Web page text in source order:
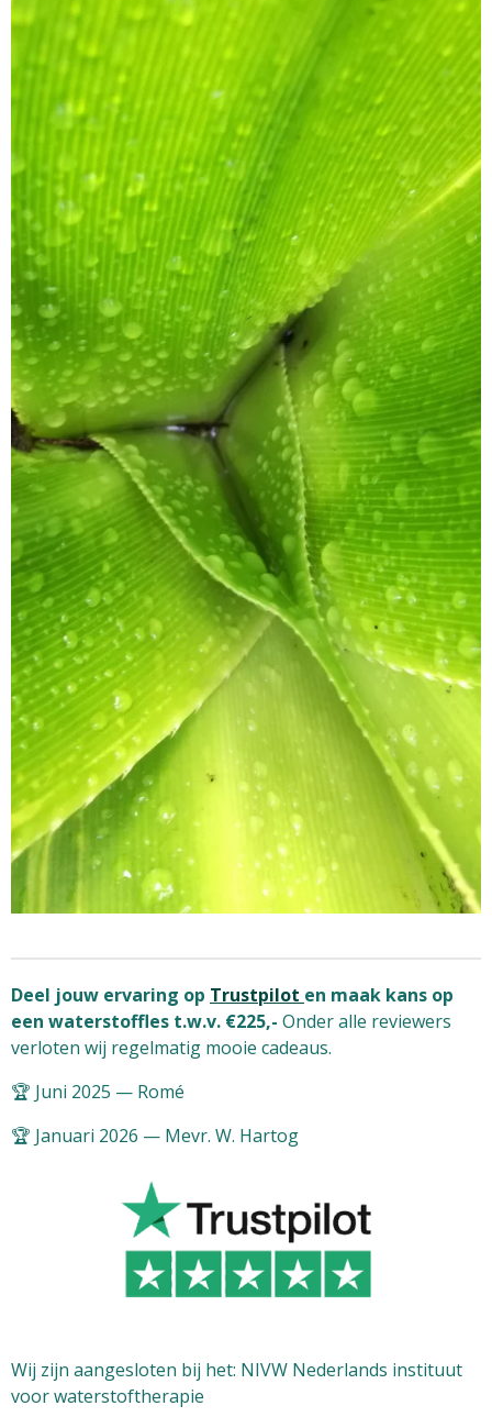
Deel jouw ervaring op Trustpilot en maak kans op
een waterstoffles t.w.v. €225,- Onder alle reviewers
verloten wij regelmatig mooie cadeaus.
🏆 Juni 2025 — Romé
🏆 Januari 2026 — Mevr. W. Hartog
Wij zijn aangesloten bij het: NIVW Nederlands instituut
voor waterstoftherapie